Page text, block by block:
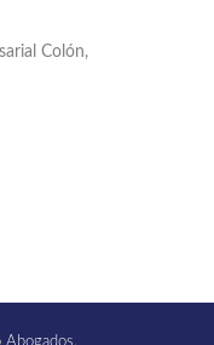
Colón,